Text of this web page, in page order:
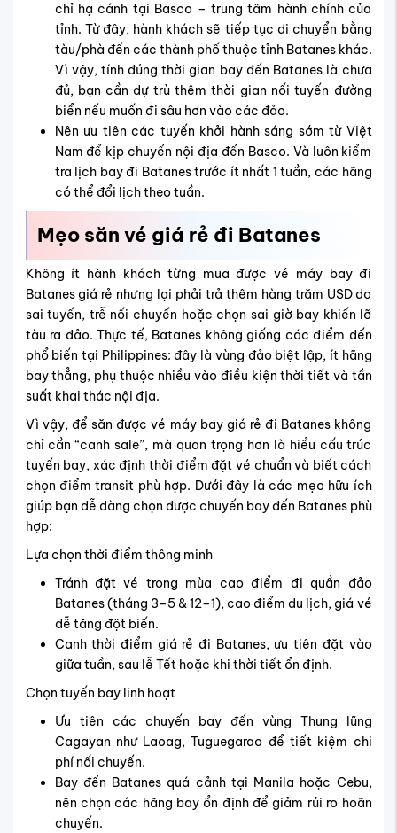
chỉ hạ cánh tại Basco – trung tâm hành chính của
tỉnh. Từ đây, hành khách sẽ tiếp tục di chuyển bằng
tàu/phà đến các thành phố thuộc tỉnh Batanes khác.
Vì vậy, tính đúng thời gian bay đến Batanes là chưa
đủ, bạn cần dự trù thêm thời gian nối tuyến đường
biển nếu muốn đi sâu hơn vào các đảo.
Nên ưu tiên các tuyến khởi hành sáng sớm từ Việt
Nam để kịp chuyến nội địa đến Basco. Và luôn kiểm
tra lịch bay đi Batanes trước ít nhất 1 tuần, các hãng
có thể đổi lịch theo tuần.
Mẹo săn vé giá rẻ đi Batanes
Không ít hành khách từng mua được vé máy bay đi
Batanes giá rẻ nhưng lại phải trả thêm hàng trăm USD do
sai tuyến, trễ nối chuyến hoặc chọn sai giờ bay khiến lỡ
tàu ra đảo. Thực tế, Batanes không giống các điểm đến
phổ biến tại Philippines: đây là vùng đảo biệt lập, ít hãng
bay thẳng, phụ thuộc nhiều vào điều kiện thời tiết và tần
suất khai thác nội địa.
Vì vậy, để săn được vé máy bay giá rẻ đi Batanes không
chỉ cần “canh sale”, mà quan trọng hơn là hiểu cấu trúc
tuyến bay, xác định thời điểm đặt vé chuẩn và biết cách
chọn điểm transit phù hợp. Dưới đây là các mẹo hữu ích
giúp bạn dễ dàng chọn được chuyến bay đến Batanes phù
hợp:
Lựa chọn thời điểm thông minh
Tránh đặt vé trong mùa cao điểm đi quần đảo
Batanes (tháng 3–5 & 12–1), cao điểm du lịch, giá vé
dễ tăng đột biến.
Canh thời điểm giá rẻ đi Batanes, ưu tiên đặt vào
giữa tuần, sau lễ Tết hoặc khi thời tiết ổn định.
Chọn tuyến bay linh hoạt
Ưu tiên các chuyến bay đến vùng Thung lũng
Cagayan như Laoag, Tuguegarao để tiết kiệm chi
phí nối chuyến.
Bay đến Batanes quá cảnh tại Manila hoặc Cebu,
nên chọn các hãng bay ổn định để giảm rủi ro hoãn
chuyến.